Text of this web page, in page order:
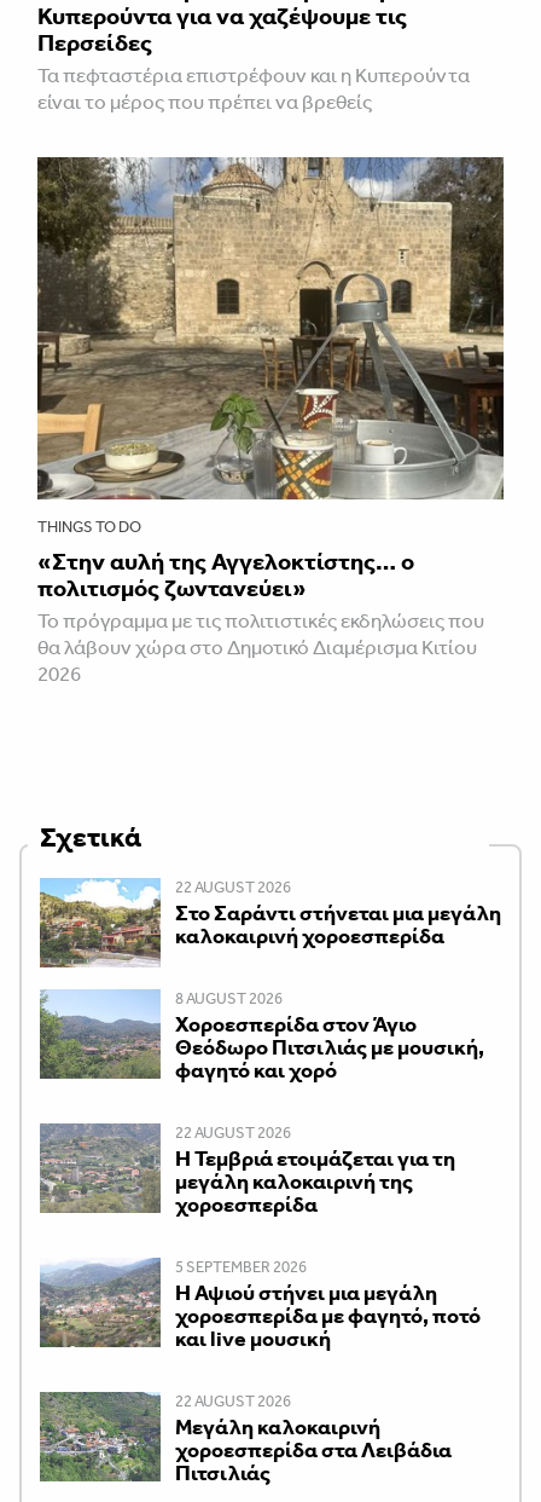
Κυπερούντα για να χαζέψουμε τις
Περσείδες
Τα πεφταστέρια επιστρέφουν και η Κυπερούντα
είναι το μέρος που πρέπει να βρεθείς
THINGS TO DO
«Στην αυλή της Αγγελοκτίστης… ο
πολιτισμός ζωντανεύει»
To πρόγραμμα με τις πολιτιστικές εκδηλώσεις που
θα λάβουν χώρα στο Δημοτικό Διαμέρισμα Κιτίου
2026
Σχετικά
22 AUGUST 2026
Στο Σαράντι στήνεται μια μεγάλη
καλοκαιρινή χοροεσπερίδα
8 AUGUST 2026
Χοροεσπερίδα στον Άγιο
Θεόδωρο Πιτσιλιάς με μουσική,
φαγητό και χορό
22 AUGUST 2026
Η Τεμβριά ετοιμάζεται για τη
μεγάλη καλοκαιρινή της
χοροεσπερίδα
5 SEPTEMBER 2026
Η Αψιού στήνει μια μεγάλη
χοροεσπερίδα με φαγητό, ποτό
και live μουσική
22 AUGUST 2026
Μεγάλη καλοκαιρινή
χοροεσπερίδα στα Λειβάδια
Πιτσιλιάς